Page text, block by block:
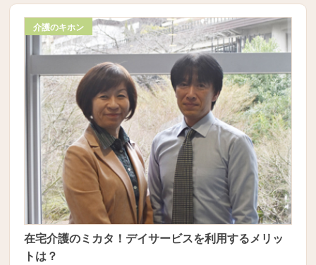
介護のキホン
在宅介護のミカタ！デイサービスを利用するメリッ
トは？